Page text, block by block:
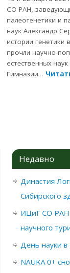
СО РАН,
палеогенетики и
наук Александр
истории генетики
прочли научно-
естественных
Гимназии…
Недавно
Династия
Сибирского
ИЦиГ СО РАН
научного
День науки
NAUKA 0+